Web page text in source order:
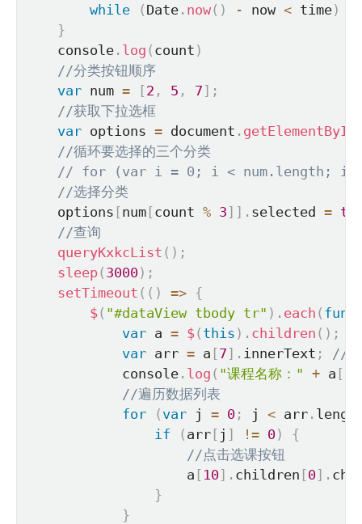
while
( Date . now( ) - now < time)
}
    console
. log ( count )
//分类按钮顺序
var num = [2 , 5 , 7 ] ;
//获取下拉选框
var options = document . getElementById
//循环要选择的三个分类
// for (var i = 0; i < num.length;
//选择分类
    options
[num [count % 3 ] ] . selected =
//查询
queryKxkcList ( ) ;
sleep( 3000) ;
setTimeout ( ( ) => {
$( "#dataView tbody tr" ) . each (
var a = $( this ) . children ( ) ;
var arr = a [7 ] . innerText ;
//取
            console
. log ( "课程名称：" + a [
//遍历数据列表
for
( var j = 0 ; j < arr .
if
( arr [ j ] != 0)
{
//点击选课按钮
                    a
[ 10] . children [0] .
}
}